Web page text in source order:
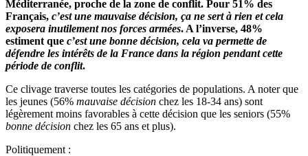
Méditerranée, proche de la zone de conflit. Pour 51% des
Français, c’est une mauvaise décision, ça ne sert à rien et cela
exposera inutilement nos forces armées. A l’inverse, 48%
estiment que c’est une bonne décision, cela va permette de
défendre les intérêts de la France dans la région pendant cette
période de conflit.
Ce clivage traverse toutes les catégories de populations. A noter que
les jeunes (56% mauvaise décision chez les 18-34 ans) sont
légèrement moins favorables à cette décision que les seniors (55%
bonne décision chez les 65 ans et plus).
Politiquement :